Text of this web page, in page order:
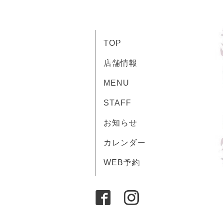
TOP
店舗情報
MENU
STAFF
お知らせ
カレンダー
WEB予約